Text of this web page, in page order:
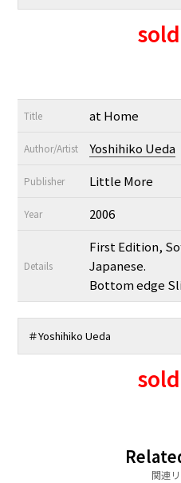
Title at Home
Author/Artist Yoshihiko Ueda
Publisher Little More
Year 2006
Details
First Edition,
Japanese.
Bottom edge
＃Yoshihiko Ueda
関連